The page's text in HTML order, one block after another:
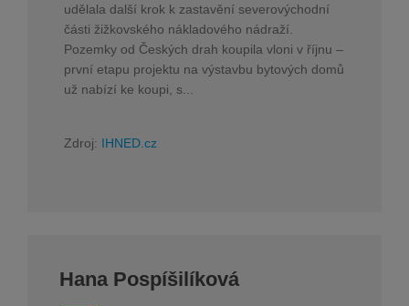
udělala další krok k zastavění severovýchodní
části žižkovského nákladového nádraží.
Pozemky od Českých drah koupila vloni v říjnu –
první etapu projektu na výstavbu bytových domů
už nabízí ke koupi, s...
Zdroj: IHNED.cz
Hana Pospíšilíková